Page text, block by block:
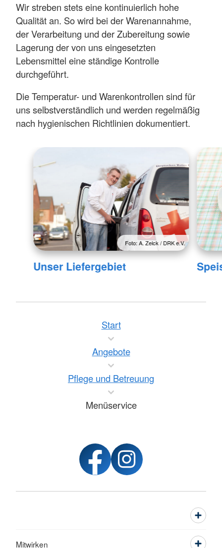
Wir streben stets eine kontinuierlich hohe
Qualität an. So wird bei der Warenannahme,
der Verarbeitung und der Zubereitung sowie
Lagerung der von uns eingesetzten
Lebensmittel eine ständige Kontrolle
durchgeführt.
Die Temperatur- und Warenkontrollen sind für
uns selbstverständlich und werden regelmäßig
nach hygienischen Richtlinien dokumentiert.
Foto: A. Zelck / DRK e.V.
Unser Liefergebiet
Start
Angebote
Pflege und Betreuung
Menüservice
Mitwirken